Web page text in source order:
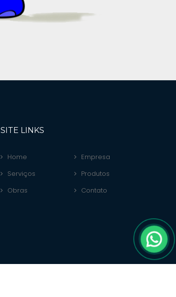
SITE LINKS
Home
Empresa
Serviços
Produtos
Obras
Contato